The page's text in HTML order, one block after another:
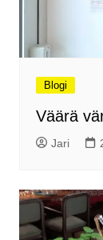
Blogi
Väärä
Jari